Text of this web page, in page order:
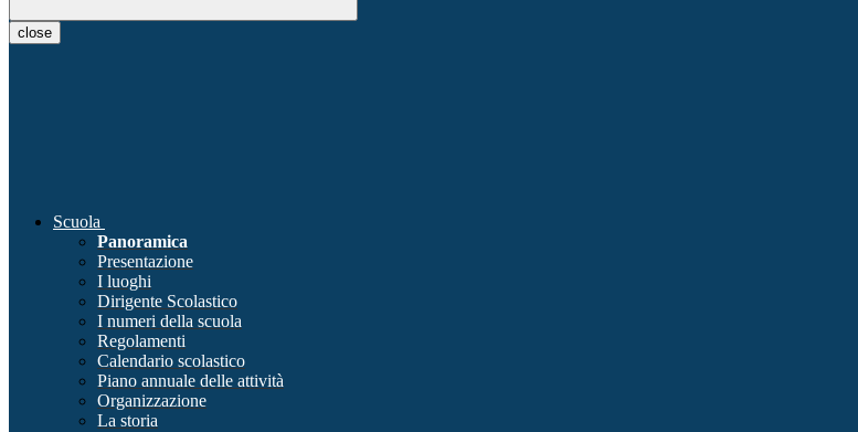
close
Scuola
Panoramica
Presentazione
I luoghi
Dirigente Scolastico
I numeri della scuola
Regolamenti
Calendario scolastico
Piano annuale delle attività
Organizzazione
La storia